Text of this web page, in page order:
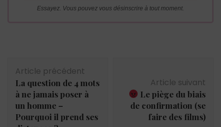
Essayez. Vous pouvez vous désinscrire à tout moment.
d'article
Article précédent
La question de 4 mots
à ne jamais poser à
un homme –
Pourquoi il prend ses
Article suivant
Le piège du biais
de confirmation (se
faire des films)